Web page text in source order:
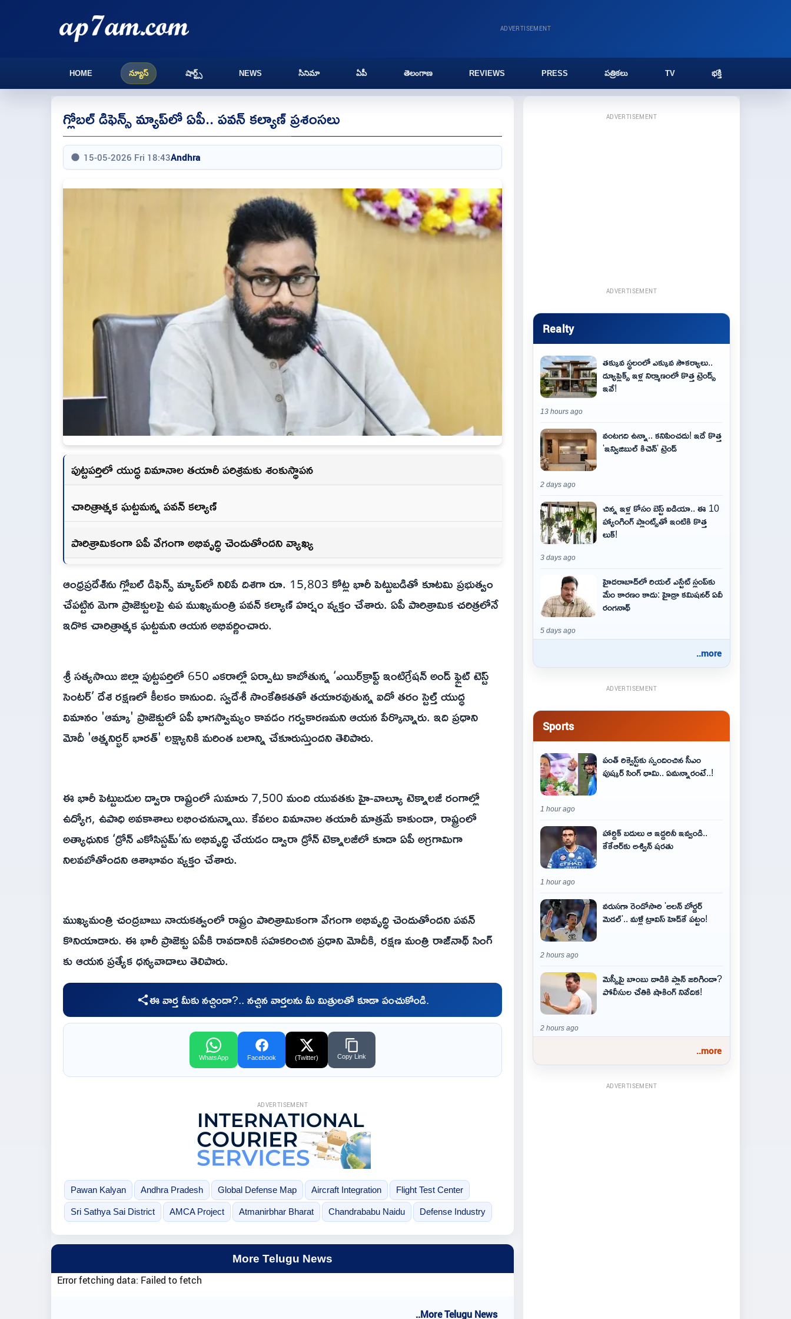
ADVERTISEMENT
HOME న్యూస్ షార్ట్స్ NEWS సినిమా ఏపీ తెలంగాణ REVIEWS PRESS పత్రికలు TV భక్తి
గ్లోబల్ డిఫెన్స్ మ్యాప్‌లో ఏపీ.. పవన్ కల్యాణ్ ప్రశంసలు
15-05-2026 Fri 18:43Andhra
పుట్టపర్తిలో యుద్ధ విమానాల తయారీ పరిశ్రమకు శంకుస్థాపన
చారిత్రాత్మక ఘట్టమన్న పవన్ కల్యాణ్
పారిశ్రామికంగా ఏపీ వేగంగా అభివృద్ధి చెందుతోందని వ్యాఖ్య
ఆంధ్రప్రదేశ్‌ను గ్లోబల్ డిఫెన్స్ మ్యాప్‌లో నిలిపే దిశగా రూ. 15,803 కోట్ల భారీ పెట్టుబడితో కూటమి ప్రభుత్వం
చేపట్టిన మెగా ప్రాజెక్టులపై ఉప ముఖ్యమంత్రి పవన్ కల్యాణ్ హర్షం వ్యక్తం చేశారు. ఏపీ పారిశ్రామిక చరిత్రలోనే
ఇదొక చారిత్రాత్మక ఘట్టమని ఆయన అభివర్ణించారు.
శ్రీ సత్యసాయి జిల్లా పుట్టపర్తిలో 650 ఎకరాల్లో ఏర్పాటు కాబోతున్న ‘ఎయిర్‌క్రాఫ్ట్ ఇంటిగ్రేషన్ అండ్ ఫ్లైట్ టెస్ట్
సెంటర్’ దేశ రక్షణలో కీలకం కానుంది. స్వదేశీ సాంకేతికతతో తయారవుతున్న ఐదో తరం స్టెల్త్ యుద్ధ
విమానం 'ఆమ్కా' ప్రాజెక్టులో ఏపీ భాగస్వామ్యం కావడం గర్వకారణమని ఆయన పేర్కొన్నారు. ఇది ప్రధాని
మోదీ 'ఆత్మనిర్భర్ భారత్' లక్ష్యానికి మరింత బలాన్ని చేకూరుస్తుందని తెలిపారు.
ఈ భారీ పెట్టుబడుల ద్వారా రాష్ట్రంలో సుమారు 7,500 మంది యువతకు హై-వాల్యూ టెక్నాలజీ రంగాల్లో
ఉద్యోగ, ఉపాధి అవకాశాలు లభించనున్నాయి. కేవలం విమానాల తయారీ మాత్రమే కాకుండా, రాష్ట్రంలో
అత్యాధునిక ‘డ్రోన్ ఎకోసిస్టమ్’ను అభివృద్ధి చేయడం ద్వారా డ్రోన్ టెక్నాలజీలో కూడా ఏపీ అగ్రగామిగా
నిలవబోతోందని ఆశాభావం వ్యక్తం చేశారు.
ముఖ్యమంత్రి చంద్రబాబు నాయకత్వంలో రాష్ట్రం పారిశ్రామికంగా వేగంగా అభివృద్ధి చెందుతోందని పవన్
కొనియాడారు. ఈ భారీ ప్రాజెక్టు ఏపీకి రావడానికి సహకరించిన ప్రధాని మోదీకి, రక్షణ మంత్రి రాజ్‌నాథ్ సింగ్
కు ఆయన ప్రత్యేక ధన్యవాదాలు తెలిపారు.
ఈ వార్త మీకు నచ్చిందా?.. నచ్చిన వార్తలను మీ మిత్రులతో కూడా పంచుకోండి.
WhatsApp Facebook (Twitter) Copy Link
ADVERTISEMENT
Pawan Kalyan Andhra Pradesh Global Defense Map Aircraft Integration Flight Test Center
Sri Sathya Sai District AMCA Project Atmanirbhar Bharat Chandrababu Naidu Defense Industry
More Telugu News
Error fetching data: Failed to fetch
..More Telugu News
ADVERTISEMENT
ADVERTISEMENT
Realty
తక్కువ స్థలంలో ఎక్కువ సౌకర్యాలు..
డ్యూప్లెక్స్ ఇళ్ల నిర్మాణంలో కొత్త ట్రెండ్స్
ఇవే!
13 hours ago
వంటగది ఉన్నా.. కనిపించదు! ఇదే కొత్త
'ఇన్విజిబుల్ కిచెన్' ట్రెండ్
2 days ago
చిన్న ఇళ్ల కోసం బెస్ట్ ఐడియా.. ఈ 10
హ్యాంగింగ్ ప్లాంట్స్‌తో ఇంటికి కొత్త
లుక్!
3 days ago
హైదరాబాద్‌లో రియల్ ఎస్టేట్ స్లంప్‌కు
మేం కారణం కాదు: హైడ్రా కమిషనర్ ఏవీ
రంగనాథ్
5 days ago
..more
ADVERTISEMENT
Sports
పంత్ రిక్వెస్ట్‌కు స్పందించిన సీఎం
పుష్కర్ సింగ్ ధామి.. ఏమ‌న్నారంటే..!
1 hour ago
హార్దిక్ బదులు ఆ ఇద్దరినీ ఇవ్వండి..
కేకేఆర్‌కు అశ్విన్ షరతు
1 hour ago
వరుసగా రెండోసారి 'అలన్ బోర్డర్
మెడల్'.. మళ్లీ ట్రావిస్ హెడ్‌కే పట్టం!
2 hours ago
మెస్సీపై బాంబు దాడికి ప్లాన్‌ జరిగిందా?
పోలీసుల చేతికి షాకింగ్‌ నివేదిక!
2 hours ago
..more
ADVERTISEMENT